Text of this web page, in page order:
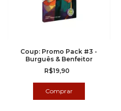
Coup: Promo Pack #3 -
Burguês & Benfeitor
R$19,90